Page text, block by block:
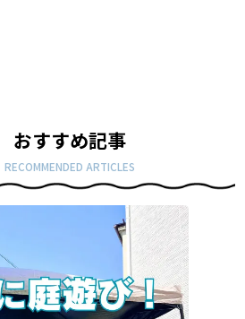
おすすめ記事
RECOMMENDED ARTICLES